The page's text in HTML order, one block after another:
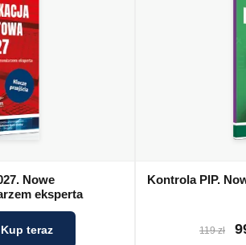
Nowe
eksperta
Kup teraz
Kontrola PIP.
119 zł